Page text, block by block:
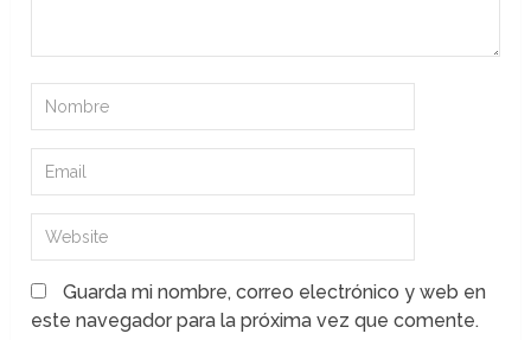
Guarda mi nombre, correo electrónico y web en
este navegador para la próxima vez que comente.